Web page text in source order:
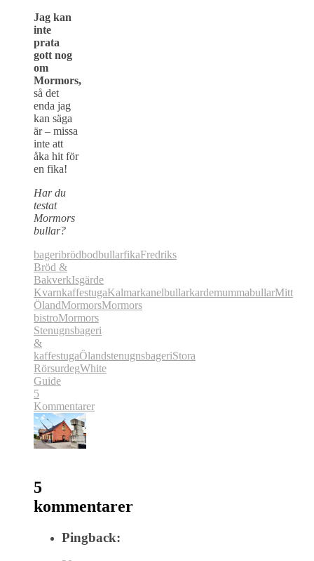
Jag kan
inte
prata
gott nog
om
Mormors,
så det
enda jag
kan säga
är – missa
inte att
åka hit för
en fika!
Har du
testat
Mormors
bullar?
bageribrödbodbullarfikaFredriks
Bröd &
BakverkIsgärde
KvarnkaffestugaKalmarkanelbullarkardemummabullarMitt
ÖlandMormorsMormors
bistroMormors
Stenugnsbageri
&
kaffestugaÖlandstenugnsbageriStora
RörsurdegWhite
Guide
5
Kommentarer
5
kommentarer
Pingback: